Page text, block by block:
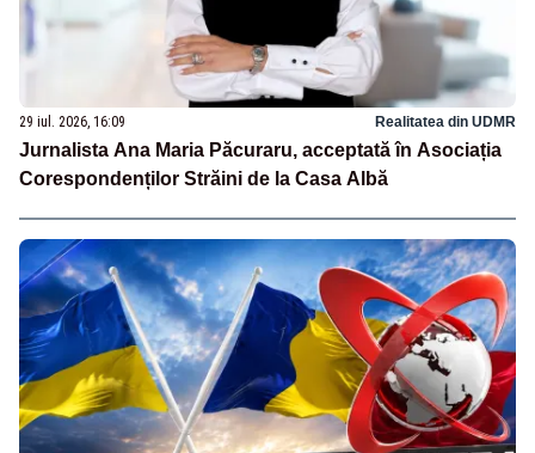
29 iul. 2026, 16:09 Realitatea din UDMR
Jurnalista Ana Maria Păcuraru, acceptată în Asociația
Corespondenților Străini de la Casa Albă